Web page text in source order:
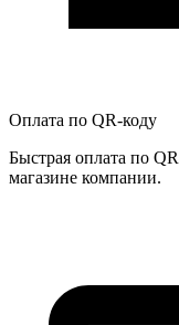
Оплата по QR-коду
Быстрая оплата по
магазине компании.